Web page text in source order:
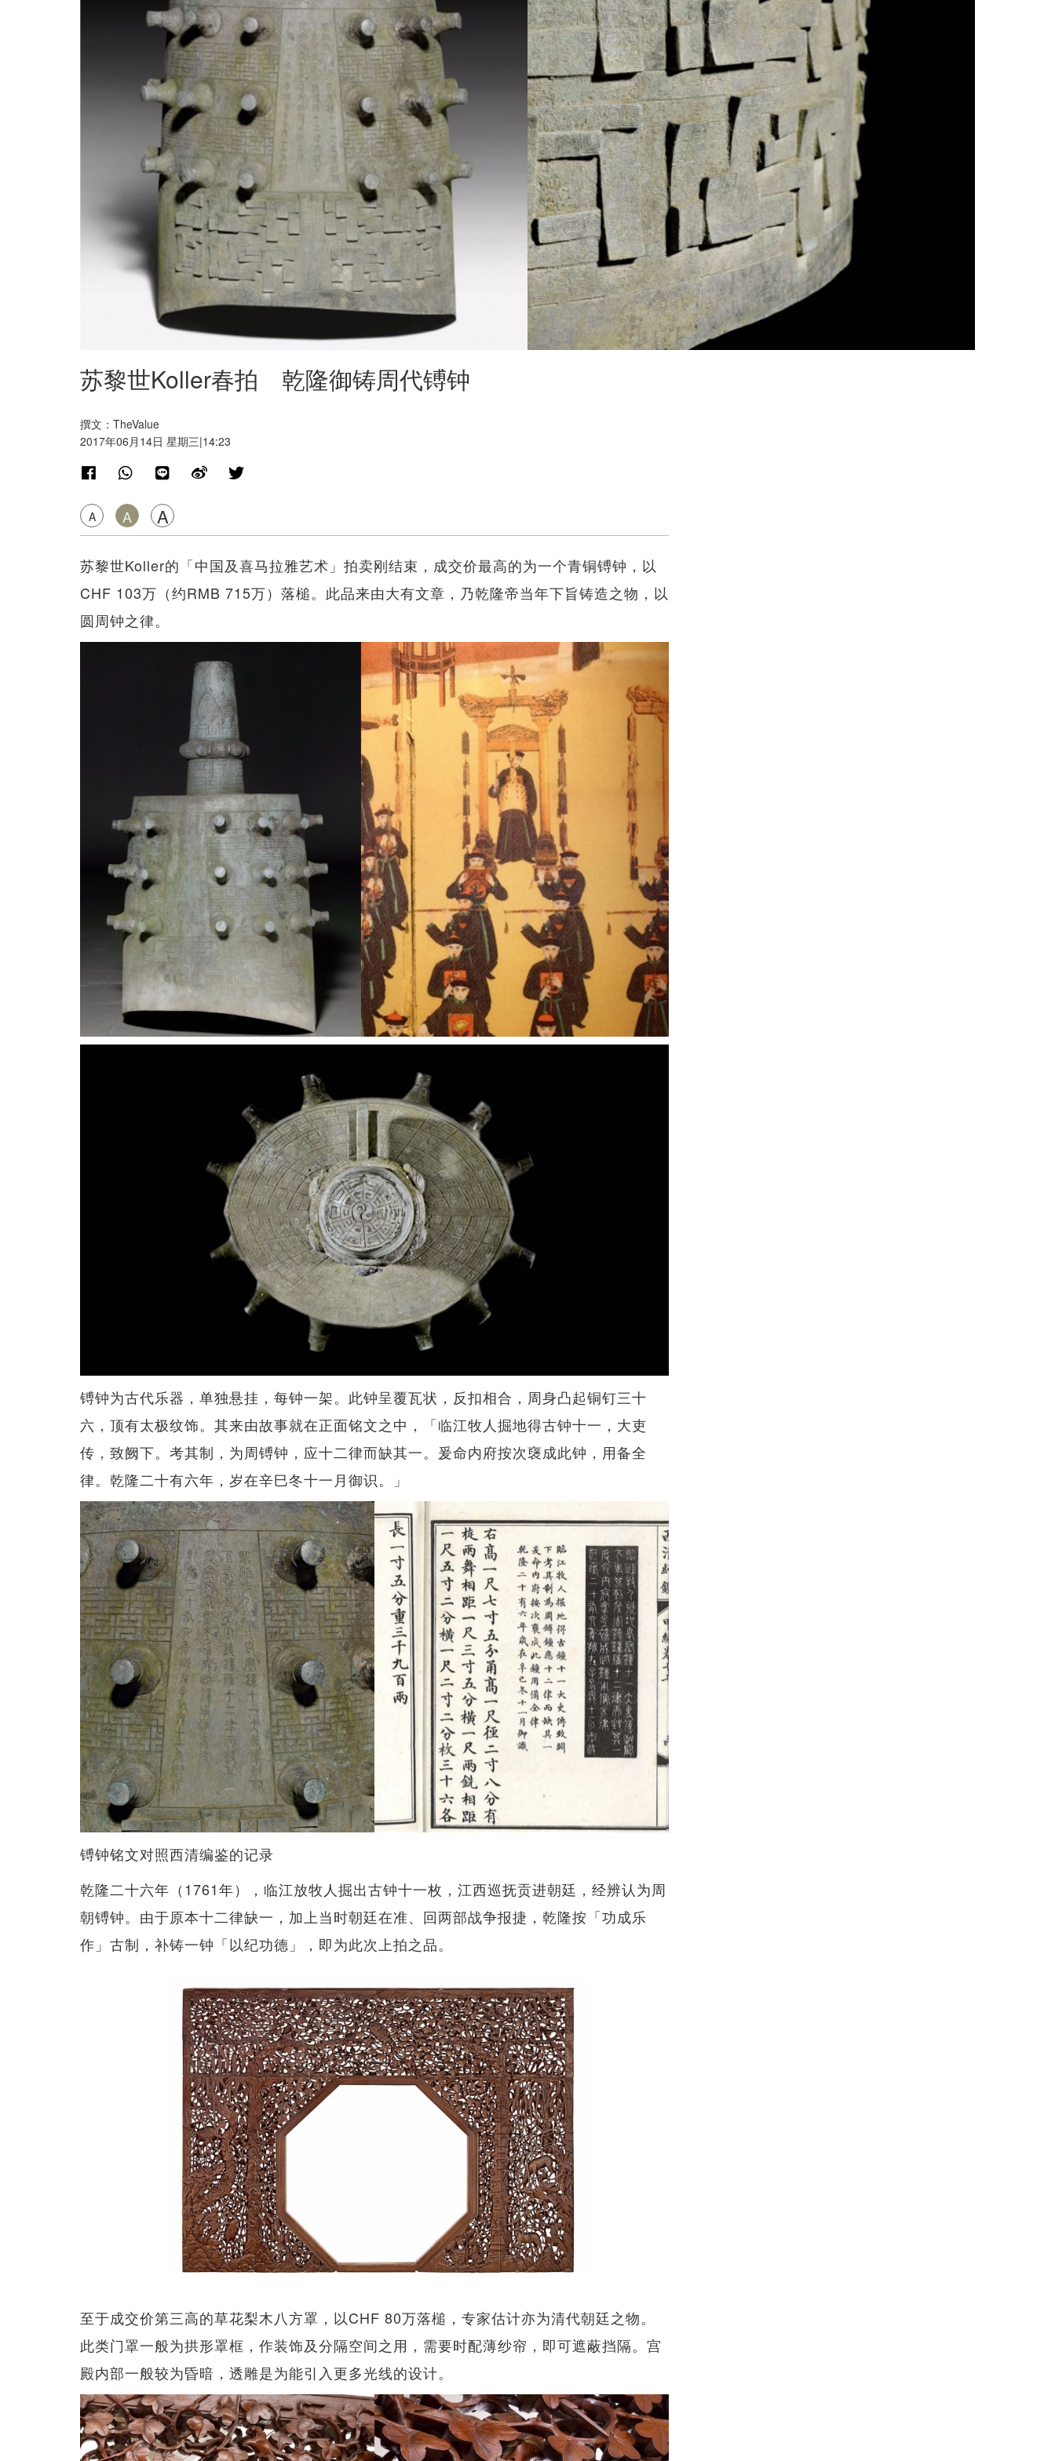
苏黎世Koller春拍 乾隆御铸周代镈钟
撰文：TheValue
2017年06月14日 星期三|14:23
A A A
苏黎世Koller的「中国及喜马拉雅艺术」拍卖刚结束，成交价最高的为一个青铜镈钟，以
CHF 103万（约RMB 715万）落槌。此品来由大有文章，乃乾隆帝当年下旨铸造之物，以
圆周钟之律。
镈钟为古代乐器，单独悬挂，每钟一架。此钟呈覆瓦状，反扣相合，周身凸起铜钉三十
六，顶有太极纹饰。其来由故事就在正面铭文之中，「临江牧人掘地得古钟十一，大吏
传，致阙下。考其制，为周镈钟，应十二律而缺其一。爰命内府按次襃成此钟，用备全
律。乾隆二十有六年，岁在辛巳冬十一月御识。」
镈钟铭文对照西清编鉴的记录
乾隆二十六年（1761年），临江放牧人掘出古钟十一枚，江西巡抚贡进朝廷，经辨认为周
朝镈钟。由于原本十二律缺一，加上当时朝廷在准、回两部战争报捷，乾隆按「功成乐
作」古制，补铸一钟「以纪功德」，即为此次上拍之品。
至于成交价第三高的草花梨木八方罩，以CHF 80万落槌，专家估计亦为清代朝廷之物。
此类门罩一般为拱形罩框，作装饰及分隔空间之用，需要时配薄纱帘，即可遮蔽挡隔。宫
殿内部一般较为昏暗，透雕是为能引入更多光线的设计。